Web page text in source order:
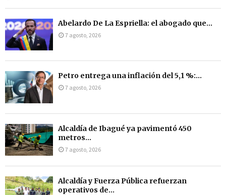
Abelardo De La Espriella: el abogado que...
7 agosto, 2026
Petro entrega una inflación del 5,1 %:...
7 agosto, 2026
Alcaldía de Ibagué ya pavimentó 450
metros...
7 agosto, 2026
Alcaldía y Fuerza Pública refuerzan
operativos de...